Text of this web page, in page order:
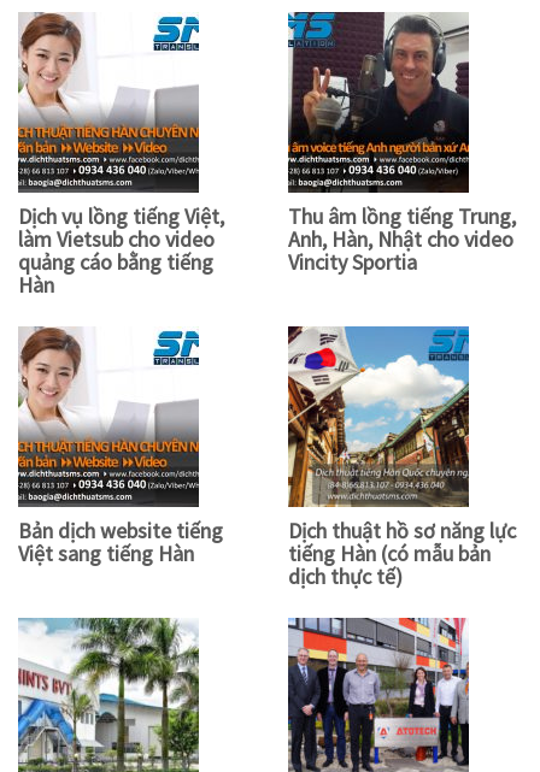
Dịch vụ lồng tiếng Việt,
làm Vietsub cho video
quảng cáo bằng tiếng
Hàn
Thu âm lồng tiếng Trung,
Anh, Hàn, Nhật cho video
Vincity Sportia
Bản dịch website tiếng
Việt sang tiếng Hàn
Dịch thuật hồ sơ năng lực
tiếng Hàn (có mẫu bản
dịch thực tế)